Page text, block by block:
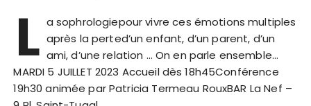
L a sophrologiepour vivre ces émotions multiples
après la perted’un enfant, d’un parent, d’un
ami, d’une relation … On en parle ensemble…
MARDI 5 JUILLET 2023 Accueil dès 18h45Conférence
19h30 animée par Patricia Termeau RouxBAR La Nef –